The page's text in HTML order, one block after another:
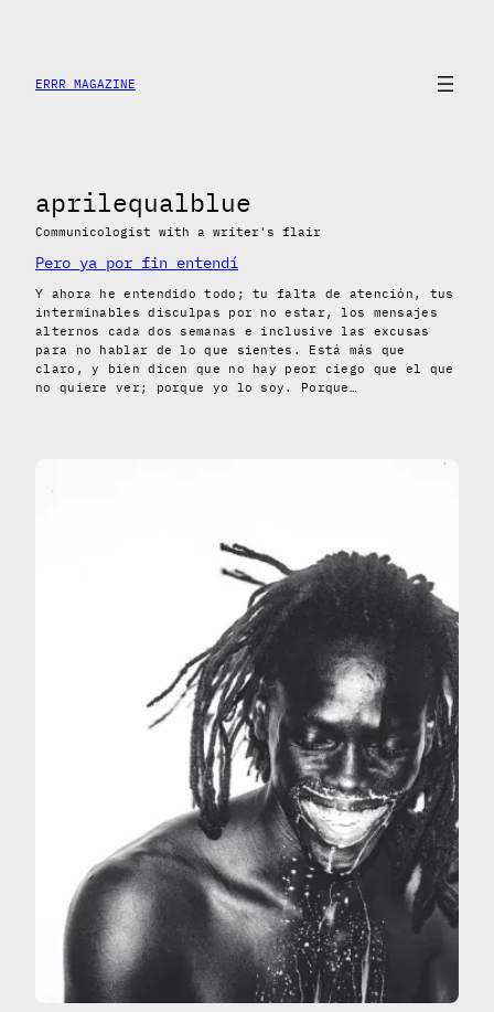
content
ERRR MAGAZINE
aprilequalblue
Communicologist with a writer's flair
Pero ya por fin entendí
Y ahora he entendido todo; tu falta de atención, tus
interminables disculpas por no estar, los mensajes
alternos cada dos semanas e inclusive las excusas
para no hablar de lo que sientes. Está más que
claro, y bien dicen que no hay peor ciego que el que
no quiere ver; porque yo lo soy. Porque…